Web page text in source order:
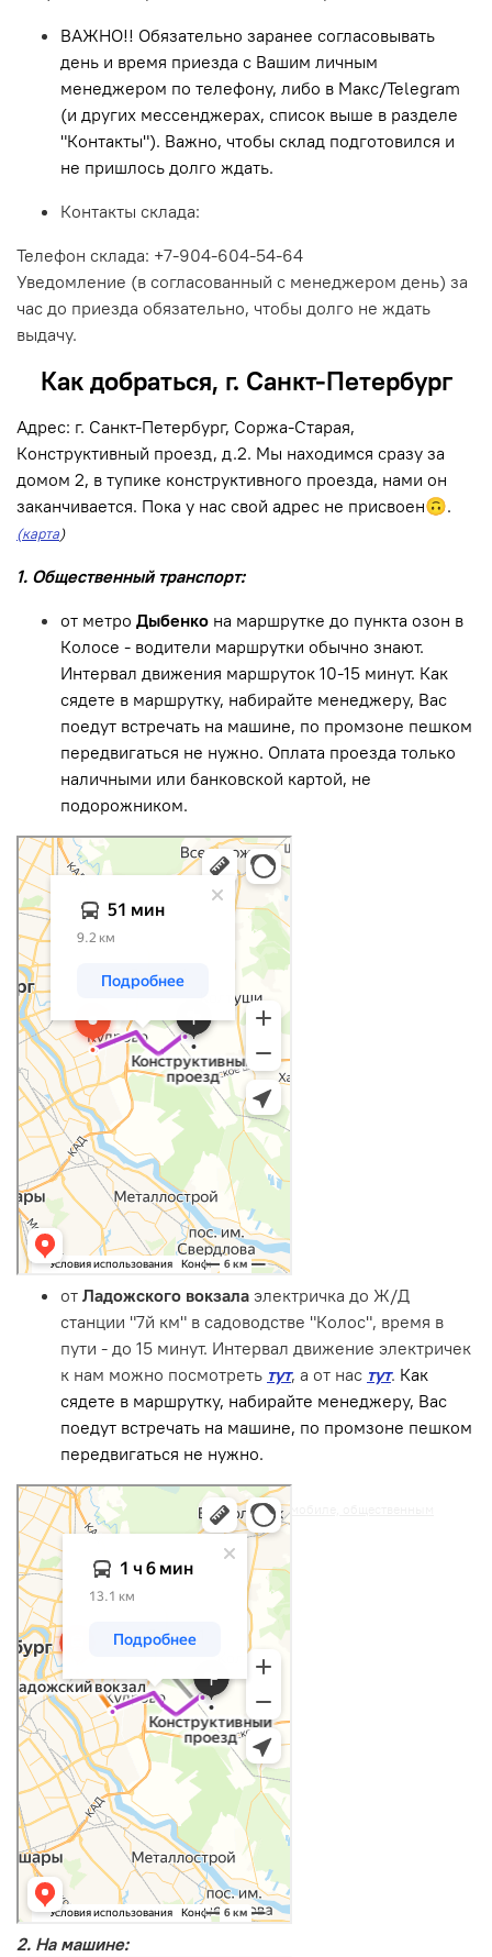
ВАЖНО!! Обязательно заранее согласовывать
день и время приезда с Вашим личным
менеджером по телефону, либо в Макс/Telegram
(и других мессенджерах, список выше в разделе
"Контакты"). Важно, чтобы склад подготовился и
не пришлось долго ждать.
Контакты склада:
Телефон склада: +7-904-604-54-64
Уведомление (в согласованный с менеджером день) за
час до приезда обязательно, чтобы долго не ждать
выдачу.
Как добраться, г. Санкт-Петербург
Адрес: г. Санкт-Петербург, Соржа-Старая,
Конструктивный проезд, д.2. Мы находимся сразу за
домом 2, в тупике конструктивного проезда, нами он
заканчивается. Пока у нас свой адрес не присвоен🙃.
(карта)
1. Общественный транспорт:
от метро Дыбенко на маршрутке до пункта озон в
Колосе - водители маршрутки обычно знают.
Интервал движения маршруток 10-15 минут. Как
сядете в маршрутку, набирайте менеджеру, Вас
поедут встречать на машине, по промзоне пешком
передвигаться не нужно. Оплата проезда только
наличными или банковской картой, не
подорожником.
Санкт‑Петербург
Яндекс Карты
от Ладожского вокзала электричка до Ж/Д
станции "7й км" в садоводстве "Колос", время в
пути - до 15 минут. Интервал движение электричек
к нам можно посмотреть тут, а от нас тут. Как
сядете в маршрутку, набирайте менеджеру, Вас
поедут встречать на машине, по промзоне пешком
передвигаться не нужно.
Яндекс Карты
Конструктивный проезд: как доехать на автомобиле, общественным
транспортом или пешком – Яндекс Карты
2. На машине: